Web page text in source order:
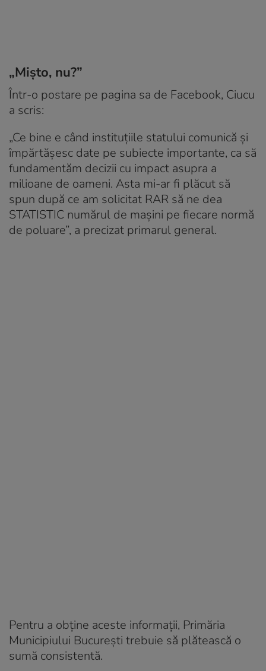
„Mișto, nu?”
Într-o postare pe pagina sa de Facebook, Ciucu
a scris:
„Ce bine e când instituțiile statului comunică și
împărtășesc date pe subiecte importante, ca să
fundamentăm decizii cu impact asupra a
milioane de oameni. Asta mi-ar fi plăcut să
spun după ce am solicitat RAR să ne dea
STATISTIC numărul de mașini pe fiecare normă
de poluare”, a precizat primarul general.
Pentru a obţine aceste informaţii, Primăria
Municipiului București trebuie să plătească o
sumă consistentă.